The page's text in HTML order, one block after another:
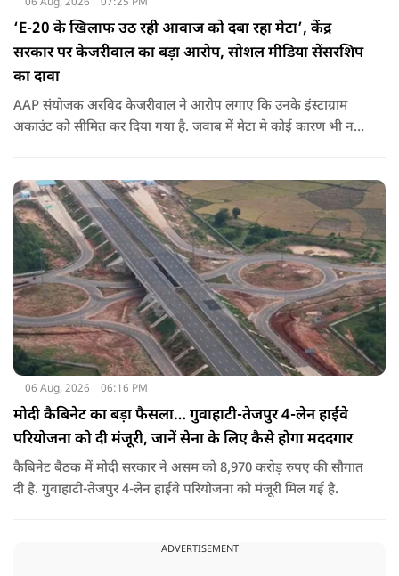
‘E-20 के खिलाफ उठ रही आवाज को दबा रहा मेटा’, केंद्र
सरकार पर केजरीवाल का बड़ा आरोप, सोशल मीडिया सेंसरशिप
का दावा
AAP संयोजक अरविद केजरीवाल ने आरोप लगाए कि उनके इंस्टाग्राम
अकाउंट को सीमित कर दिया गया है. जवाब में मेटा मे कोई कारण भी नहीं
06 Aug, 2026 06:16 PM
मोदी कैबिनेट का बड़ा फैसला… गुवाहाटी-तेजपुर 4-लेन हाईवे
परियोजना को दी मंजूरी, जानें सेना के लिए कैसे होगा मददगार
कैबिनेट बैठक में मोदी सरकार ने असम को 8,970 करोड़ रुपए की सौगात
दी है. गुवाहाटी-तेजपुर 4-लेन हाईवे परियोजना को मंजूरी मिल गई है.
ADVERTISEMENT